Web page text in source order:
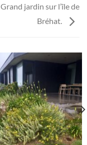
Grand jardin sur l’île de
Bréhat.